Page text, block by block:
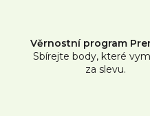
Věrnostní program
Sbírejte body, které
za slevu.